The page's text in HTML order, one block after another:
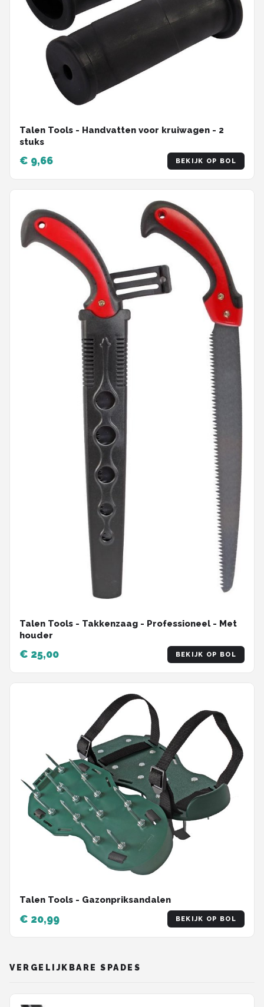
Talen Tools - Handvatten voor kruiwagen - 2
stuks
€ 9,66 BEKIJK OP BOL
Talen Tools - Takkenzaag - Professioneel - Met
houder
€ 25,00 BEKIJK OP BOL
Talen Tools - Gazonpriksandalen
€ 20,99 BEKIJK OP BOL
VERGELIJKBARE SPADES